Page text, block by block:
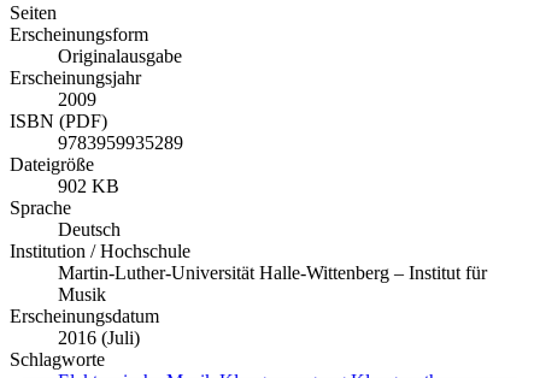
Seiten
Erscheinungsform
Originalausgabe
Erscheinungsjahr
2009
ISBN (PDF)
9783959935289
Dateigröße
902 KB
Sprache
Deutsch
Institution / Hochschule
Martin-Luther-Universität Halle-Wittenberg – Institut für
Musik
Erscheinungsdatum
2016 (Juli)
Schlagworte